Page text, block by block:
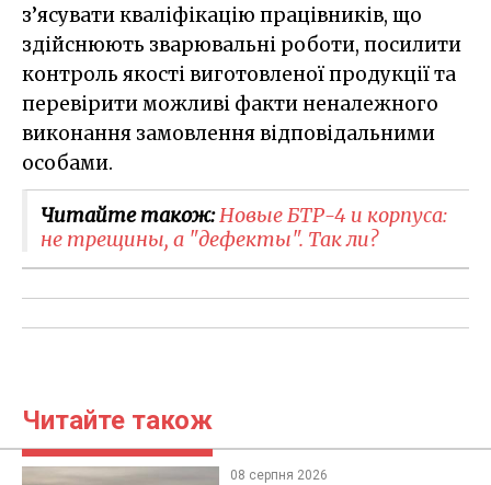
з’ясувати кваліфікацію працівників, що
здійснюють зварювальні роботи, посилити
контроль якості виготовленої продукції та
перевірити можливі факти неналежного
виконання замовлення відповідальними
особами.
Читайте також:Новые БТР-4 и корпуса:
не трещины, а "дефекты". Так ли?
Читайте також
08 серпня 2026